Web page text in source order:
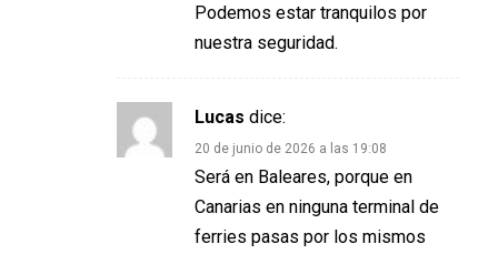
Podemos estar tranquilos por
nuestra seguridad.
Lucas dice:
20 de junio de 2026 a las 19:08
Será en Baleares, porque en
Canarias en ninguna terminal de
ferries pasas por los mismos